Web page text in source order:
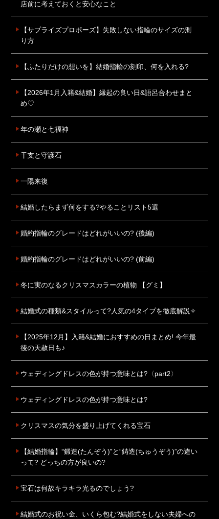
店前に考えておくと安心なこと
【サプライズプロポーズ】失敗しない指輪のサイズの測
り方
【ふたりだけの想いを】結婚指輪の刻印、何を入れる?
【2026年1月入籍&結婚】縁起の良い日&語呂合わせまと
め♡
年の瀬と七福神
干支と守護石
一陽来復
結婚したらまず何をする?やることリスト5選
婚約指輪のグレードはどれがいいの? (後編)
婚約指輪のグレードはどれがいいの? (前編)
冬に実のなるクリスマスカラーの植物 【グミ】
結婚式の種類&スタイルって?人気の4タイプを徹底解説✧
【2025年12月】入籍&結婚におすすめの日まとめ! 今年最
後の天赦日も♪
ウェディングドレスの色が持つ意味とは?〈part2〉
ウェディングドレスの色が持つ意味とは?
クリスマスの気分を盛り上げてくれる宝石
【結婚指輪】“鍛造(たんぞう)”と“鋳造(ちゅうぞう)”の違い
って? どっちの方が良いの?
宝石は何故キラキラ光るのでしょう?
結婚式のお祝い金、いくら包む?結婚式をしない夫婦への